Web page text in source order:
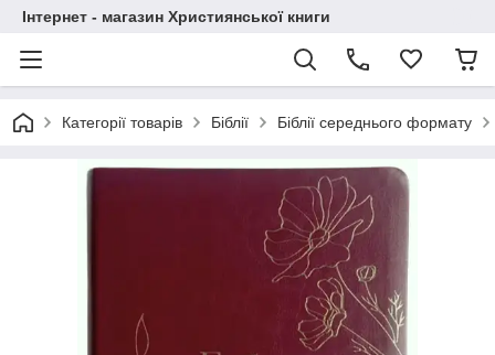
Інтернет - магазин Християнської книги
Категорії товарів Біблії Біблії середнього формату